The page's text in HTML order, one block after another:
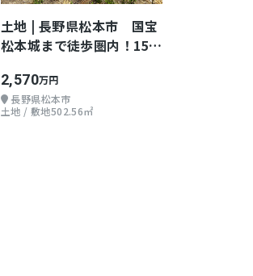
土地 | 長野県松本市 国宝
松本城まで徒歩圏内！150
2,570万円
長野県松本市
土地 / 敷地502.56㎡